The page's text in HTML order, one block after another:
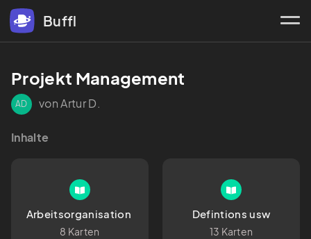
Buffl
Projekt Management
AD von Artur D.
Inhalte
8 Karten
Defintions usw
13 Karten